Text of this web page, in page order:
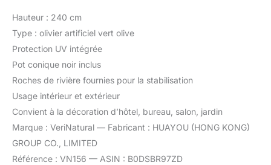
Hauteur : 240 cm
Type : olivier artificiel vert olive
Protection UV intégrée
Pot conique noir inclus
Roches de rivière fournies pour la stabilisation
Usage intérieur et extérieur
Convient à la décoration d’hôtel, bureau, salon, jardin
Marque : VeriNatural — Fabricant : HUAYOU (HONG KONG)
GROUP CO., LIMITED
Référence : VN156 — ASIN : B0DSBR97ZD